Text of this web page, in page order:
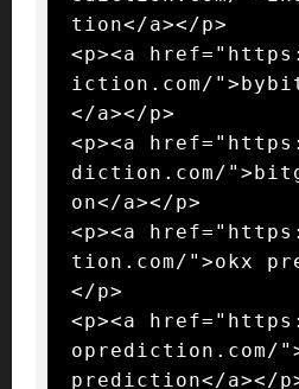
tion</a></p>
<p><a
iction.com/
</a></p>
<p><a
diction.com/
on</a></p>
<p><a
tion.com/">okx
</p>
<p><a
oprediction.com/
prediction</a></